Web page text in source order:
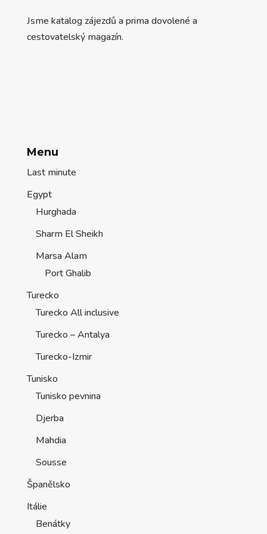
Jsme katalog zájezdů a prima dovolené a
cestovatelský magazín.
Menu
Last minute
Egypt
Hurghada
Sharm El Sheikh
Marsa Alam
Port Ghalib
Turecko
Turecko All inclusive
Turecko – Antalya
Turecko-Izmir
Tunisko
Tunisko pevnina
Djerba
Mahdia
Sousse
Španělsko
Itálie
Benátky